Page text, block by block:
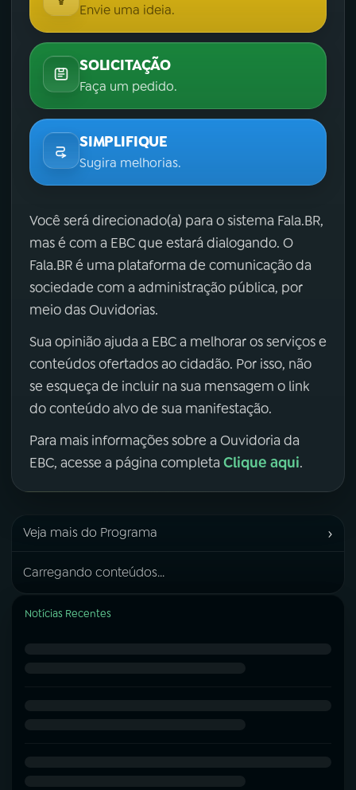
Envie uma ideia.
SOLICITAÇÃO
Faça um pedido.
SIMPLIFIQUE
Sugira melhorias.
Você será direcionado(a) para o sistema Fala.BR,
mas é com a EBC que estará dialogando. O
Fala.BR é uma plataforma de comunicação da
sociedade com a administração pública, por
meio das Ouvidorias.
Sua opinião ajuda a EBC a melhorar os serviços e
conteúdos ofertados ao cidadão. Por isso, não
se esqueça de incluir na sua mensagem o link
do conteúdo alvo de sua manifestação.
Para mais informações sobre a Ouvidoria da
EBC, acesse a página completa Clique aqui.
Veja mais do Programa ›
Carregando conteúdos...
Notícias Recentes